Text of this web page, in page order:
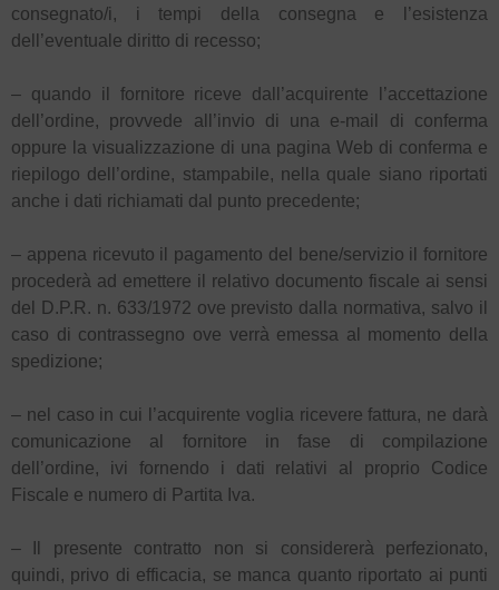
consegnato/i, i tempi della consegna e l’esistenza
dell’eventuale diritto di recesso;
– quando il fornitore riceve dall’acquirente l’accettazione
dell’ordine, provvede all’invio di una e-mail di conferma
oppure la visualizzazione di una pagina Web di conferma e
riepilogo dell’ordine, stampabile, nella quale siano riportati
anche i dati richiamati dal punto precedente;
– appena ricevuto il pagamento del bene/servizio il fornitore
procederà ad emettere il relativo documento fiscale ai sensi
del D.P.R. n. 633/1972 ove previsto dalla normativa, salvo il
caso di contrassegno ove verrà emessa al momento della
spedizione;
– nel caso in cui l’acquirente voglia ricevere fattura, ne darà
comunicazione al fornitore in fase di compilazione
dell’ordine, ivi fornendo i dati relativi al proprio Codice
Fiscale e numero di Partita Iva.
– Il presente contratto non si considererà perfezionato,
quindi, privo di efficacia, se manca quanto riportato ai punti